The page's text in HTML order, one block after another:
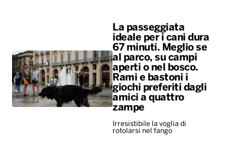
La passeggiata
ideale per i cani dura
67 minuti. Meglio se
al parco, su campi
aperti o nel bosco.
Rami e bastoni i
giochi preferiti dagli
amici a quattro
zampe
Irresistibile la voglia di
rotolarsi nel fango